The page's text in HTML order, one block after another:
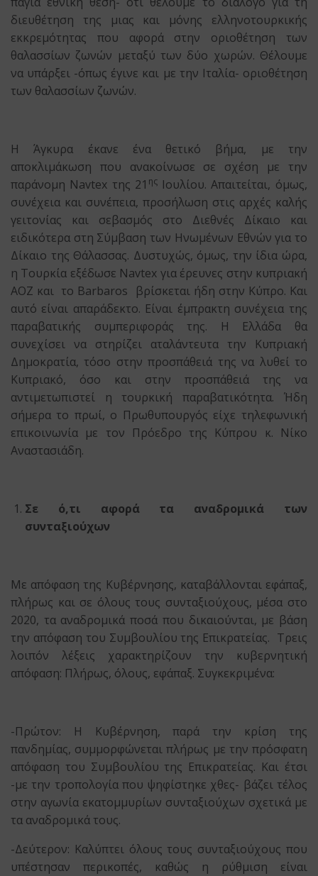
διευθέτηση της μιας και μόνης ελληνοτουρκικής
εκκρεμότητας που αφορά στην οριοθέτηση των
θαλασσίων ζωνών μεταξύ των δύο χωρών. Θέλουμε
να υπάρξει -όπως έγινε και με την Ιταλία- οριοθέτηση
των θαλασσίων ζωνών.
Η Άγκυρα έκανε ένα θετικό βήμα, με την
αποκλιμάκωση που ανακοίνωσε σε σχέση με την
παράνομη Navtex της 21 ηςΙουλίου. Απαιτείται, όμως,
συνέχεια και συνέπεια, προσήλωση στις αρχές καλής
γειτονίας και σεβασμός στο Διεθνές Δίκαιο και
ειδικότερα στη Σύμβαση των Ηνωμένων Εθνών για το
Δίκαιο της Θάλασσας. Δυστυχώς, όμως, την ίδια ώρα,
η Τουρκία εξέδωσε Νavtex για έρευνες στην κυπριακή
ΑΟΖ και το Barbaros βρίσκεται ήδη στην Κύπρο. Και
αυτό είναι απαράδεκτο. Είναι έμπρακτη συνέχεια της
παραβατικής συμπεριφοράς της. Η Ελλάδα θα
συνεχίσει να στηρίζει αταλάντευτα την Κυπριακή
Δημοκρατία, τόσο στην προσπάθειά της να λυθεί το
Κυπριακό, όσο και στην προσπάθειά της να
αντιμετωπιστεί η τουρκική παραβατικότητα. Ήδη
σήμερα το πρωί, ο Πρωθυπουργός είχε τηλεφωνική
επικοινωνία με τον Πρόεδρο της Κύπρου κ. Νίκο
Αναστασιάδη.
Σε ό,τι αφορά τα αναδρομικά των
συνταξιούχων
Με απόφαση της Κυβέρνησης, καταβάλλονται εφάπαξ,
πλήρως και σε όλους τους συνταξιούχους, μέσα στο
2020, τα αναδρομικά ποσά που δικαιούνται, με βάση
την απόφαση του Συμβουλίου της Επικρατείας. Τρεις
λοιπόν λέξεις χαρακτηρίζουν την κυβερνητική
απόφαση: Πλήρως, όλους, εφάπαξ. Συγκεκριμένα:
-Πρώτον: Η Κυβέρνηση, παρά την κρίση της
πανδημίας, συμμορφώνεται πλήρως με την πρόσφατη
απόφαση του Συμβουλίου της Επικρατείας. Και έτσι
-με την τροπολογία που ψηφίστηκε χθες- βάζει τέλος
στην αγωνία εκατομμυρίων συνταξιούχων σχετικά με
τα αναδρομικά τους.
-Δεύτερον: Καλύπτει όλους τους συνταξιούχους που
υπέστησαν περικοπές, καθώς η ρύθμιση είναι